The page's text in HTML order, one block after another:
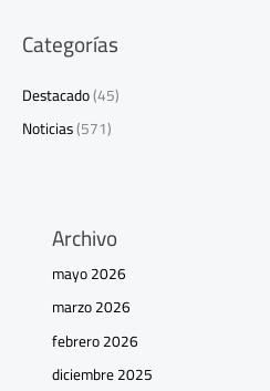
Categorías
Destacado(45)
Noticias(571)
Archivo
mayo 2026
marzo 2026
febrero 2026
diciembre 2025